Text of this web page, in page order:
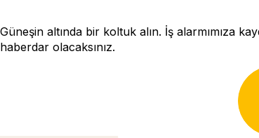
Güneşin altında bir koltuk alın. İş alarmımıza
haberdar olacaksınız.